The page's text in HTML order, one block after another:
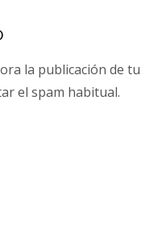
la publicación de tu
el spam habitual.